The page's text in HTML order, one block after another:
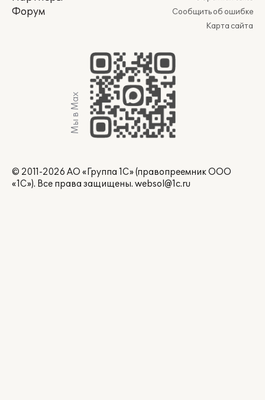
Форум
Сообщить об ошибке
Карта сайта
Мы в Max
© 2011-2026 АО «Группа 1С» (правопреемник ООО
«1С»). Все права защищены. websol@1c.ru